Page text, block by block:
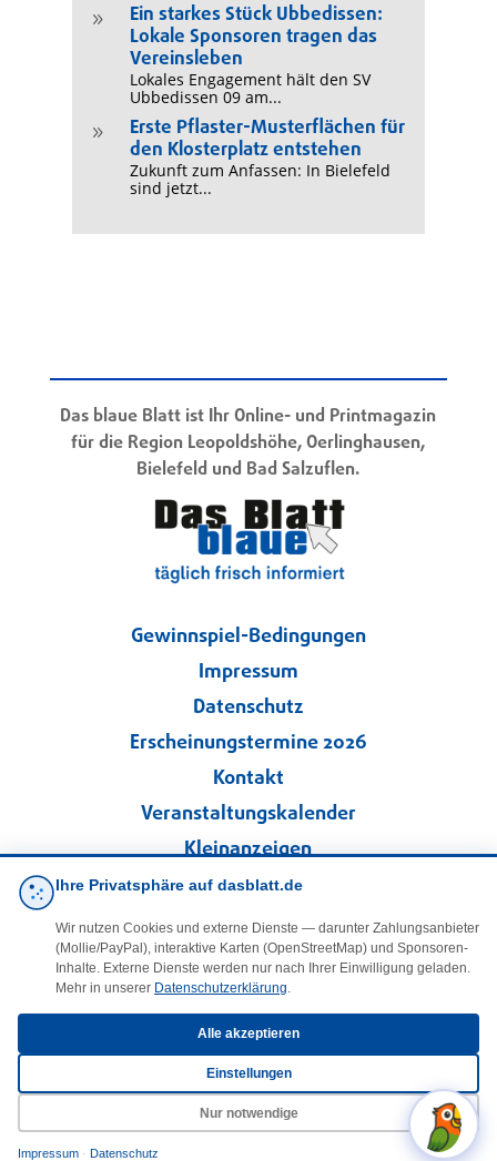
9
Ein starkes Stück Ubbedissen:
Lokale Sponsoren tragen das
Vereinsleben
Lokales Engagement hält den SV
Ubbedissen 09 am...
9
Erste Pflaster-Musterflächen für
den Klosterplatz entstehen
Zukunft zum Anfassen: In Bielefeld
sind jetzt...
Das blaue Blatt ist Ihr Online- und Printmagazin
für die Region Leopoldshöhe, Oerlinghausen,
Bielefeld und Bad Salzuflen.
Gewinnspiel-Bedingungen
Impressum
Datenschutz
Erscheinungstermine 2026
Kontakt
Veranstaltungskalender
Kleinanzeigen
Folgen Sie uns!
facebook
E-Mail
Ihre Privatsphäre auf dasblatt.de
Wir nutzen Cookies und externe Dienste — darunter Zahlungsanbieter
(Mollie/PayPal), interaktive Karten (OpenStreetMap) und Sponsoren-
Inhalte. Externe Dienste werden nur nach Ihrer Einwilligung geladen.
Mehr in unserer Datenschutzerklärung.
Alle akzeptieren
Einstellungen
Nur notwendige
Impressum · Datenschutz